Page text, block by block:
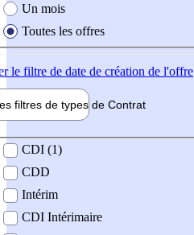
Un mois
Toutes les offres
le filtre de date de création de l'offre
filtres de types de Contrat
contrat
CDI (1)
CDD
Intérim
CDI Intérimaire